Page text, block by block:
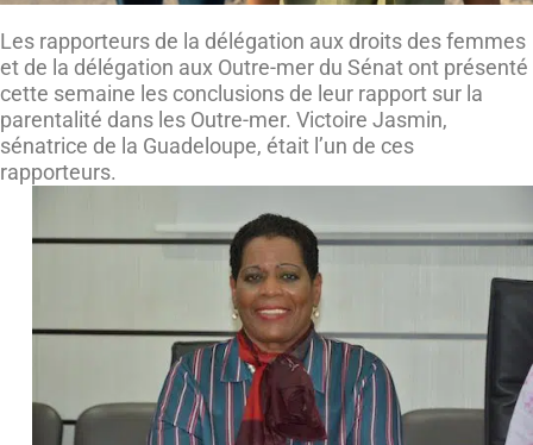
Les rapporteurs de la délégation aux droits des femmes
et de la délégation aux Outre-mer du Sénat ont présenté
cette semaine les conclusions de leur rapport sur la
parentalité dans les Outre-mer. Victoire Jasmin,
sénatrice de la Guadeloupe, était l’un de ces
rapporteurs.